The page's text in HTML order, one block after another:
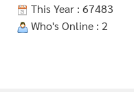
This Year : 67483
Who's Online : 2